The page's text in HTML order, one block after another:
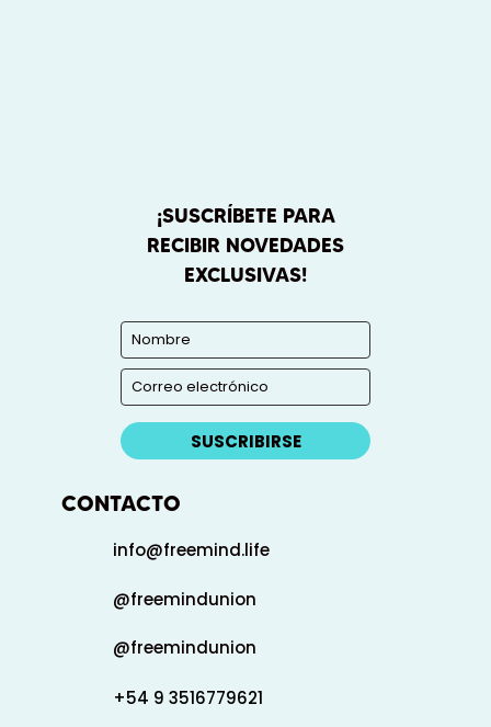
¡SUSCRÍBETE PARA
RECIBIR NOVEDADES
EXCLUSIVAS!
SUSCRIBIRSE
CONTACTO
info@freemind.life
@freemindunion
@freemindunion
+54 9 3516779621